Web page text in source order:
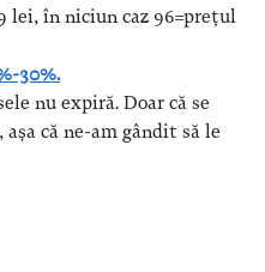
lei, în niciun caz 96=prețul
30%.
nu expiră. Doar că se
că ne-am gândit să le